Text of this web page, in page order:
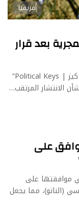
أفريقيا
بعد قرار
أفادت معلومات خاصة حصلت عليها ”بوليتكال كيز | Political Keys”
الانتشار المرتقب…
على
موافقتها على
(الناتو)، مما يجعل